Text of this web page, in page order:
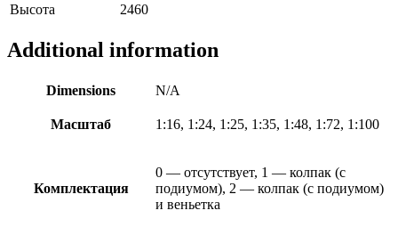
Высота
2460
Additional information
Dimensions N/A
Масштаб 1:16, 1:24, 1:25, 1:35, 1:48, 1:72, 1:100
Комплектация
0 — отсутствует, 1 — колпак (с
подиумом), 2 — колпак (с подиумом)
и веньетка